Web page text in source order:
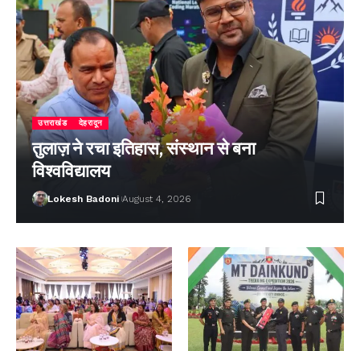
उत्तराखंड देहरादून
तुलाज़ ने रचा इतिहास, संस्थान से बना
विश्वविद्यालय
Lokesh Badoni August 4, 2026